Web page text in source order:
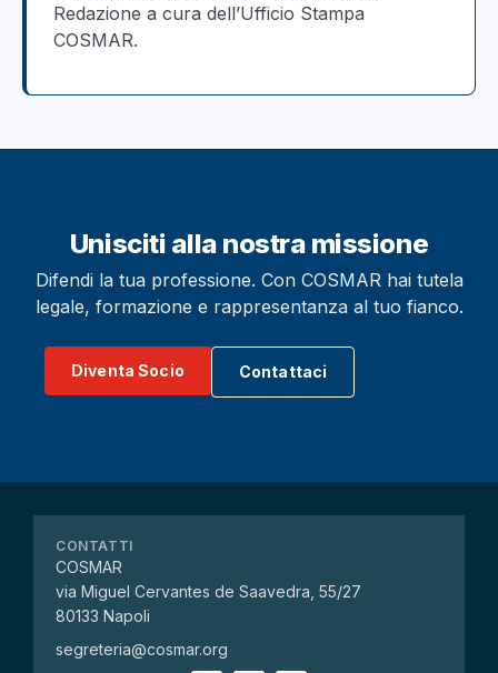
Redazione a cura dell’Ufficio Stampa
COSMAR.
Unisciti alla nostra missione
Difendi la tua professione. Con COSMAR hai tutela
legale, formazione e rappresentanza al tuo fianco.
Diventa Socio Contattaci
CONTATTI
COSMAR
via Miguel Cervantes de Saavedra, 55/27
80133 Napoli
segreteria@cosmar.org